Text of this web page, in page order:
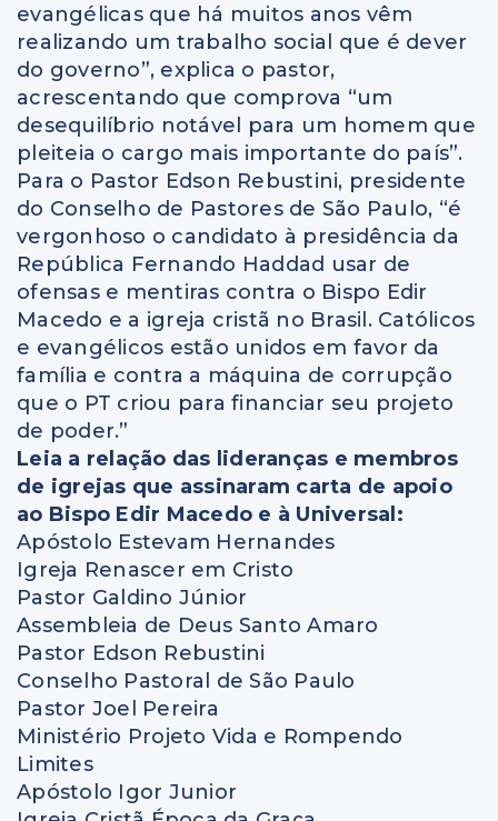
evangélicas que há muitos anos vêm
realizando um trabalho social que é dever
do governo”, explica o pastor,
acrescentando que comprova “um
desequilíbrio notável para um homem que
pleiteia o cargo mais importante do país”.
Para o Pastor Edson Rebustini, presidente
do Conselho de Pastores de São Paulo, “é
vergonhoso o candidato à presidência da
República Fernando Haddad usar de
ofensas e mentiras contra o Bispo Edir
Macedo e a igreja cristã no Brasil. Católicos
e evangélicos estão unidos em favor da
família e contra a máquina de corrupção
que o PT criou para financiar seu projeto
de poder.”
Leia a relação das lideranças e membros
de igrejas que assinaram carta de apoio
ao Bispo Edir Macedo e à Universal:
Apóstolo Estevam Hernandes
Igreja Renascer em Cristo
Pastor Galdino Júnior
Assembleia de Deus Santo Amaro
Pastor Edson Rebustini
Conselho Pastoral de São Paulo
Pastor Joel Pereira
Ministério Projeto Vida e Rompendo
Limites
Apóstolo Igor Junior